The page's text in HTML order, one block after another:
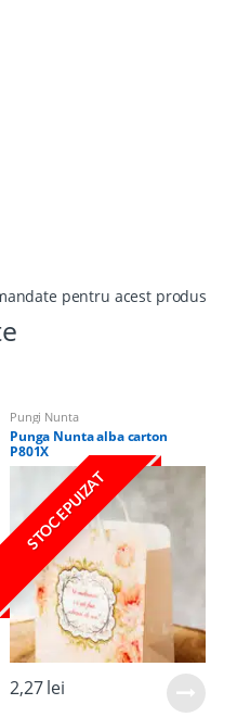
pentru acest produs
Pungi Nunta
Punga Nunta alba carton
P801X
STOC EPUIZAT
2,27lei